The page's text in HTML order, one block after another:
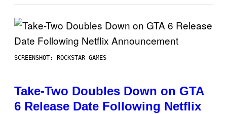
SCREENSHOT: ROCKSTAR GAMES
Take-Two Doubles Down on GTA
6 Release Date Following Netflix